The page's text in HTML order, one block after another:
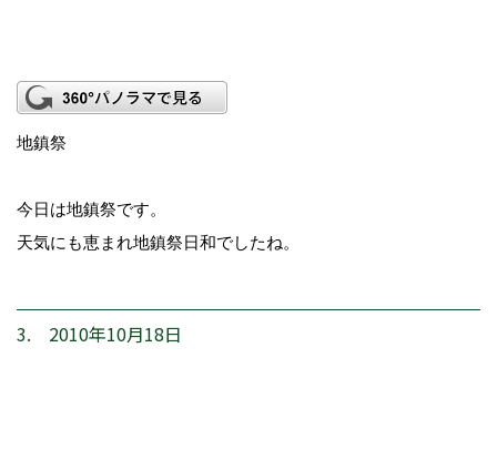
地鎮祭
今日は地鎮祭です。
天気にも恵まれ地鎮祭日和でしたね。
3. 2010年10月18日